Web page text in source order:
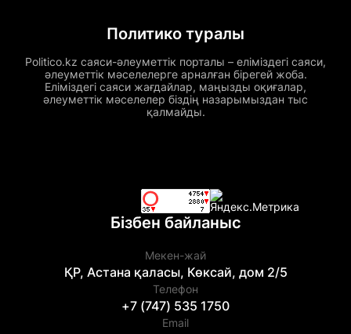
Политико туралы
Politico.kz саяси-әлеуметтік порталы – еліміздегі саяси,
әлеуметтік мәселелерге арналған бірегей жоба.
Еліміздегі саяси жағдайлар, маңызды оқиғалар,
әлеуметтік мәселелер біздің назарымыздан тыс
қалмайды.
Бізбен байланыс
Мекен-жай
ҚР, Астана қаласы, Көксай, дом 2/5
Телефон
+7 (747) 535 1750
Email